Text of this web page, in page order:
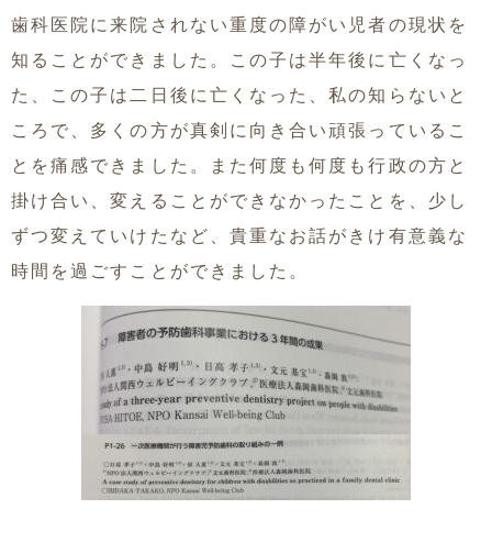
歯科医院に来院されない重度の障がい児者の現状を
知ることができました。この子は半年後に亡くなっ
た、この子は二日後に亡くなった、私の知らないと
ころで、多くの方が真剣に向き合い頑張っているこ
とを痛感できました。また何度も何度も行政の方と
掛け合い、変えることができなかったことを、少し
ずつ変えていけたなど、貴重なお話がきけ有意義な
時間を過ごすことができました。